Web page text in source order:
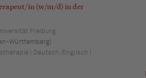
in (w/m/d) in der
Freiburg
Württemberg)
| Deutsch, Englisch |